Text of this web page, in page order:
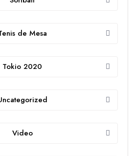
de Mesa
Tokio 2020
Video